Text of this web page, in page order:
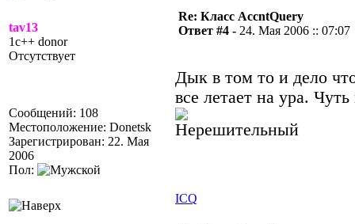
tav13
1c++ donor
Отсутствует
Сообщений: 108
Местоположение: Donetsk
Зарегистрирован: 22. Мая
2006
Пол:
Re: Класс AccntQuery
Ответ #4 - 24. Мая 2006 :: 07:07
Дык в том то и дело
все летает на ура.
ICQ